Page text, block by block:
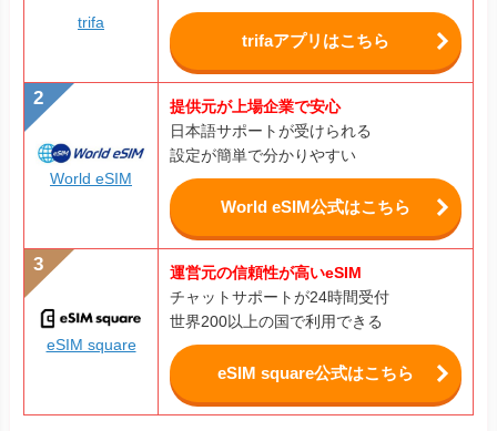
trifa
trifaアプリはこちら
World eSIM
提供元が上場企業で安心
日本語サポートが受けられる
設定が簡単で分かりやすい
World eSIM公式はこちら
eSIM square
運営元の信頼性が高いeSIM
チャットサポートが24時間受付
世界200以上の国で利用できる
eSIM square公式はこちら